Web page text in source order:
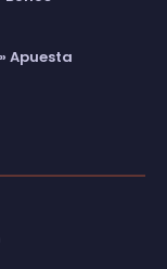
Apuesta